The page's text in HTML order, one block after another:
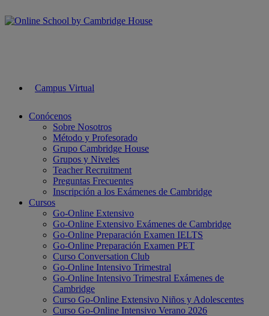
Campus Virtual
Conócenos
Sobre Nosotros
Método y Profesorado
Grupo Cambridge House
Grupos y Niveles
Teacher Recruitment
Preguntas Frecuentes
Inscripción a los Exámenes de Cambridge
Cursos
Go-Online Extensivo
Go-Online Extensivo Exámenes de Cambridge
Go-Online Preparación Examen IELTS
Go-Online Preparación Examen PET
Curso Conversation Club
Go-Online Intensivo Trimestral
Go-Online Intensivo Trimestral Exámenes de
Cambridge
Curso Go-Online Extensivo Niños y Adolescentes
Curso Go-Online Intensivo Verano 2026